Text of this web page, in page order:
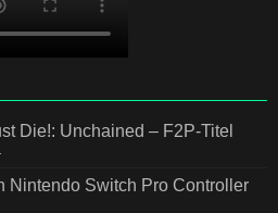
Die!: Unchained – F2P-Titel
Nintendo Switch Pro Controller